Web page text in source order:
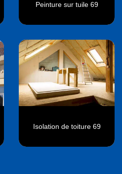
Peinture sur tuile 69
Isolation de toiture 69